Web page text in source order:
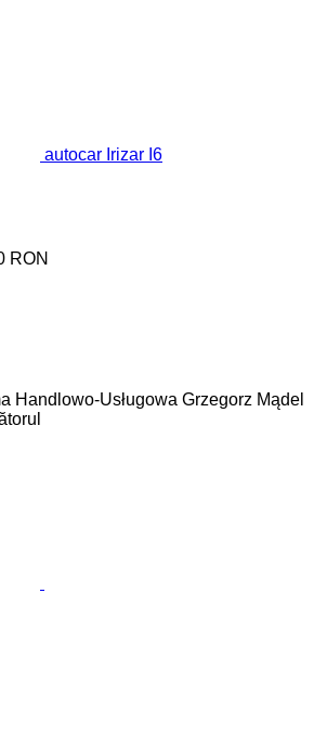
autocar Irizar I6
RON
Handlowo-Usługowa Grzegorz Mądel